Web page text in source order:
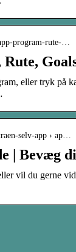
program-rute-…
eller tryk på
selv-app › ap…
| Bevæg
vil du gerne